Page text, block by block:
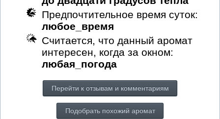
Предпочтительное время суток:
любое_время
Считается, что данный аромат
интересен, когда за окном:
любая_погода
Перейти к отзывам и комментариям
Подобрать похожий аромат